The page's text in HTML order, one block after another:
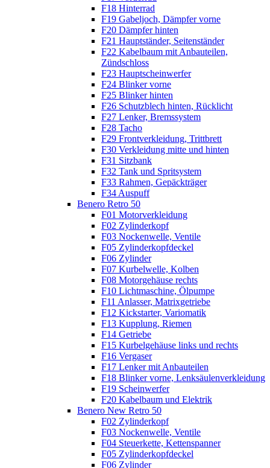
F18 Hinterrad
F19 Gabeljoch, Dämpfer vorne
F20 Dämpfer hinten
F21 Hauptständer, Seitenständer
F22 Kabelbaum mit Anbauteilen,
Zündschloss
F23 Hauptscheinwerfer
F24 Blinker vorne
F25 Blinker hinten
F26 Schutzblech hinten, Rücklicht
F27 Lenker, Bremssystem
F28 Tacho
F29 Frontverkleidung, Trittbrett
F30 Verkleidung mitte und hinten
F31 Sitzbank
F32 Tank und Spritsystem
F33 Rahmen, Gepäckträger
F34 Auspuff
Benero Retro 50
F01 Motorverkleidung
F02 Zylinderkopf
F03 Nockenwelle, Ventile
F05 Zylinderkopfdeckel
F06 Zylinder
F07 Kurbelwelle, Kolben
F08 Motorgehäuse rechts
F10 Lichtmaschine, Ölpumpe
F11 Anlasser, Matrixgetriebe
F12 Kickstarter, Variomatik
F13 Kupplung, Riemen
F14 Getriebe
F15 Kurbelgehäuse links und rechts
F16 Vergaser
F17 Lenker mit Anbauteilen
F18 Blinker vorne, Lenksäulenverkleidung
F19 Scheinwerfer
F20 Kabelbaum und Elektrik
Benero New Retro 50
F02 Zylinderkopf
F03 Nockenwelle, Ventile
F04 Steuerkette, Kettenspanner
F05 Zylinderkopfdeckel
F06 Zylinder